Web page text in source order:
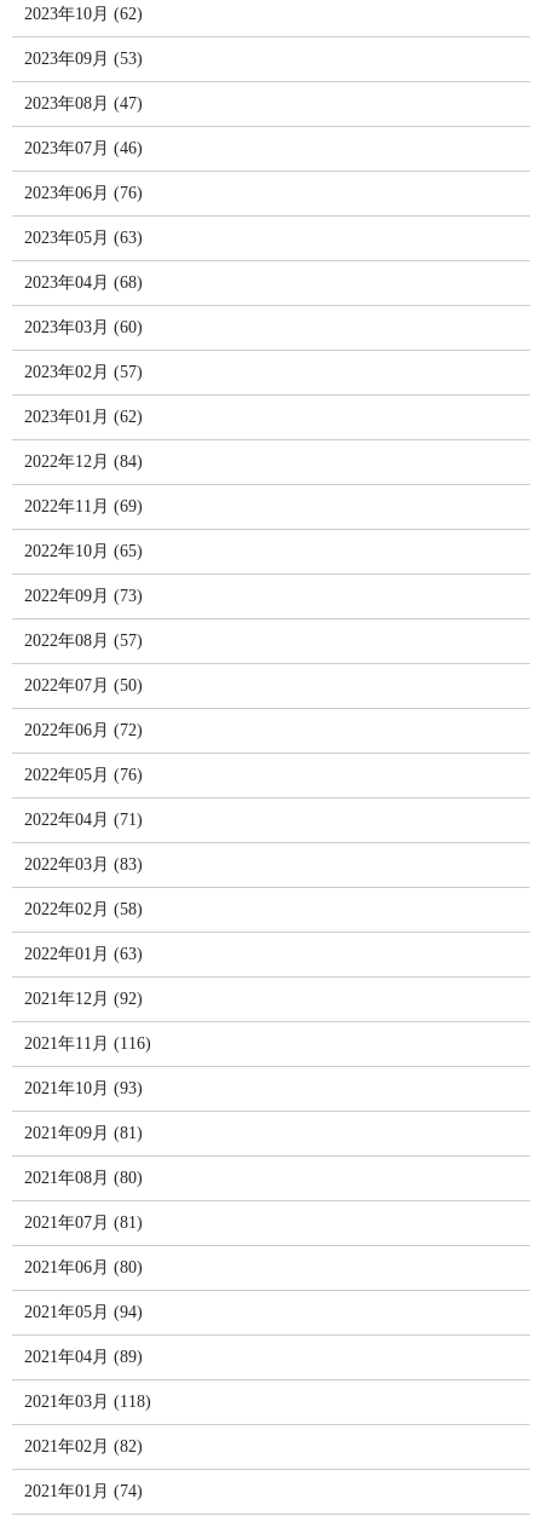
2023年10月 (62)
2023年09月 (53)
2023年08月 (47)
2023年07月 (46)
2023年06月 (76)
2023年05月 (63)
2023年04月 (68)
2023年03月 (60)
2023年02月 (57)
2023年01月 (62)
2022年12月 (84)
2022年11月 (69)
2022年10月 (65)
2022年09月 (73)
2022年08月 (57)
2022年07月 (50)
2022年06月 (72)
2022年05月 (76)
2022年04月 (71)
2022年03月 (83)
2022年02月 (58)
2022年01月 (63)
2021年12月 (92)
2021年11月 (116)
2021年10月 (93)
2021年09月 (81)
2021年08月 (80)
2021年07月 (81)
2021年06月 (80)
2021年05月 (94)
2021年04月 (89)
2021年03月 (118)
2021年02月 (82)
2021年01月 (74)